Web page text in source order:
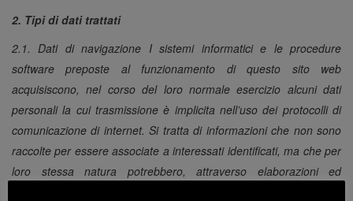
2. Tipi di dati trattati
2.1. Dati di navigazione I sistemi informatici e le procedure
software preposte al funzionamento di questo sito web
acquisiscono, nel corso del loro normale esercizio alcuni dati
personali la cui trasmissione è implicita nell’uso dei protocolli di
comunicazione di internet. Si tratta di informazioni che non sono
raccolte per essere associate a interessati identificati, ma che per
loro stessa natura potrebbero, attraverso elaborazioni ed